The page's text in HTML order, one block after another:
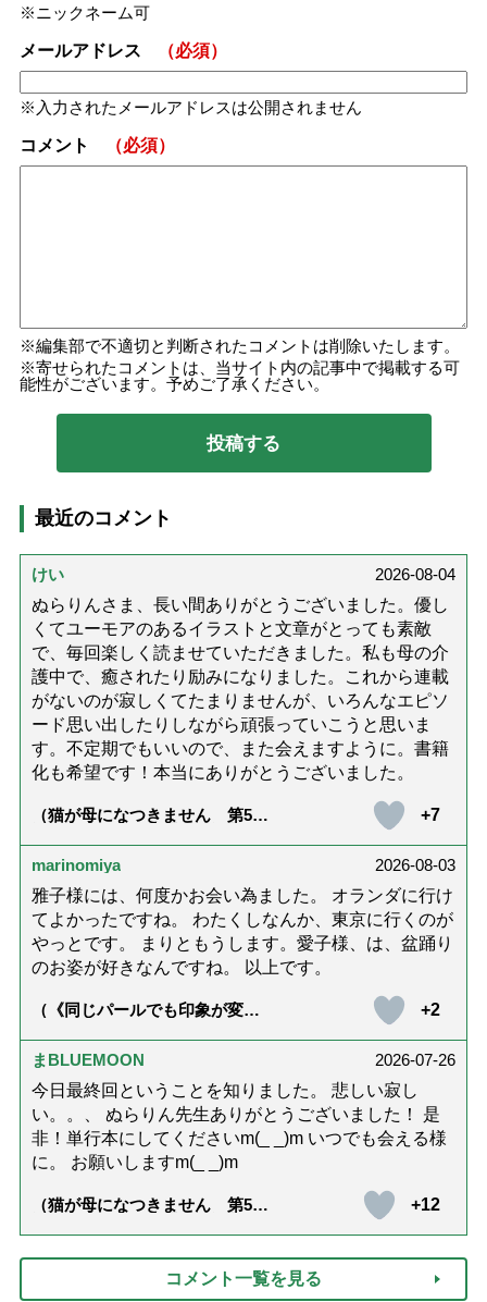
ニックネーム可
メールアドレス （必須）
入力されたメールアドレスは公開されません
コメント （必須）
編集部で不適切と判断されたコメントは削除いたします。
寄せられたコメントは、当サイト内の記事中で掲載する可
能性がございます。予めご了承ください。
最近のコメント
けい
2026-08-04
ぬらりんさま、長い間ありがとうございました。優し
くてユーモアのあるイラストと文章がとっても素敵
で、毎回楽しく読ませていただきました。私も母の介
護中で、癒されたり励みになりました。これから連載
がないのが寂しくてたまりませんが、いろんなエピソ
ード思い出したりしながら頑張っていこうと思いま
す。不定期でもいいので、また会えますように。書籍
化も希望です！本当にありがとうございました。
（猫が母になつきません 第500
+7
marinomiya
2026-08-03
雅子様には、何度かお会い為ました。 オランダに行け
てよかったですね。 わたくしなんか、東京に行くのが
やっとです。 まりともうします。愛子様、は、盆踊り
のお姿が好きなんですね。 以上です。
（《同じパールでも印象が変
の夏ネックレス」上品＆涼しげ
に見せる4つの法則）
+2
まBLUEMOON
2026-07-26
今日最終回ということを知りました。 悲しい寂し
い。。、 ぬらりん先生ありがとうございました！ 是
非！単行本にしてくださいm(_ _)m いつでも会える様
に。 お願いしますm(_ _)m
（猫が母になつきません 第500
+12
コメント一覧を見る